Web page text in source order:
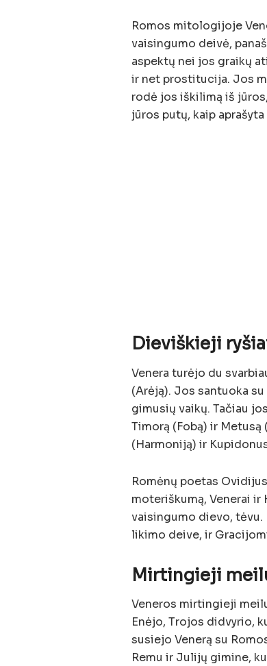
Romos mitologijoje
vaisingumo deivė,
aspektų nei jos graikų
ir net prostitucija. Jos
rodė jos iškilimą iš
jūros putų, kaip
Dieviškieji
Venera turėjo du
(Arėją). Jos santuoka
gimusių vaikų. Tačiau
Timorą (Fobą) ir
(Harmoniją) ir
Romėnų poetas
moteriškumą, Venerai ir
vaisingumo dievo, tėvu.
likimo deive, ir
Mirtingieji
Veneros mirtingieji
Enėjo, Trojos didvyrio,
susiejo Venerą su
Remu ir Julijų gimine,